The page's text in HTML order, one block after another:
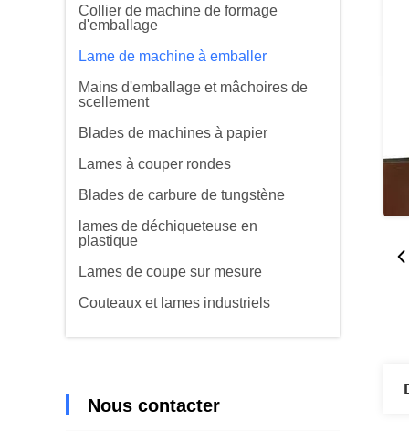
Collier de machine de formage
d'emballage
Lame de machine à emballer
Mains d'emballage et mâchoires de
scellement
Blades de machines à papier
Lames à couper rondes
Blades de carbure de tungstène
lames de déchiqueteuse en
plastique
Lames de coupe sur mesure
Couteaux et lames industriels
Nous contacter